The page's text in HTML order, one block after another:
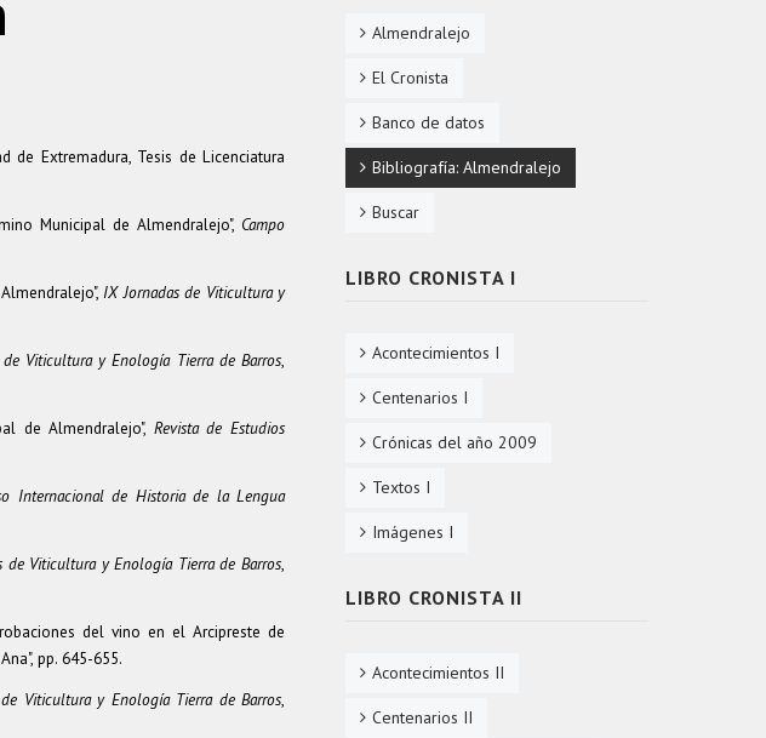
de Extremadura, Tesis de Licenciatura
Municipal de Almendralejo", Campo
IX Jornadas de Viticultura y
de Viticultura y Enología Tierra de Barros,
de Almendralejo", Revista de Estudios
Internacional de Historia de la Lengua
de Viticultura y Enología Tierra de Barros,
del vino en el Arcipreste de
pp. 645-655.
Viticultura y Enología Tierra de Barros,
Almendralejo
El Cronista
Banco de datos
Bibliografía: Almendralejo
Buscar
LIBRO CRONISTA I
Acontecimientos I
Centenarios I
Crónicas del año 2009
Textos I
Imágenes I
LIBRO CRONISTA II
Acontecimientos II
Centenarios II